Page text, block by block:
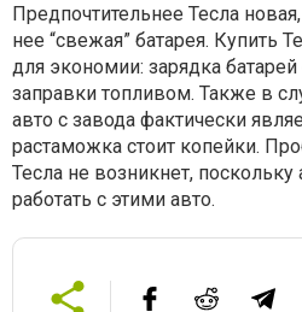
Предпочтительнее Тесла
нее “свежая” батарея. Купить
для экономии: зарядка
заправки топливом. Также в
авто с завода фактически
растаможка стоит копейки.
Тесла не возникнет,
работать с этими авто.